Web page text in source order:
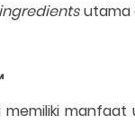
ingredientsutama
memiliki